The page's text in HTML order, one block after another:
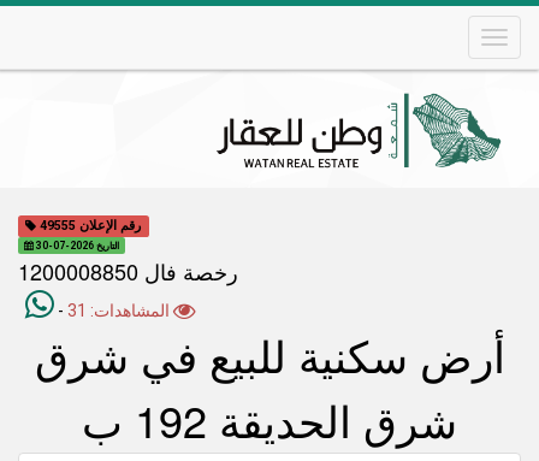
Skip
رقم الإعلان 49555
التاريخ 2026-07-30
رخصة فال 1200008850
-
أرض سكنية للبيع في شرق
شرق الحديقة 192 ب